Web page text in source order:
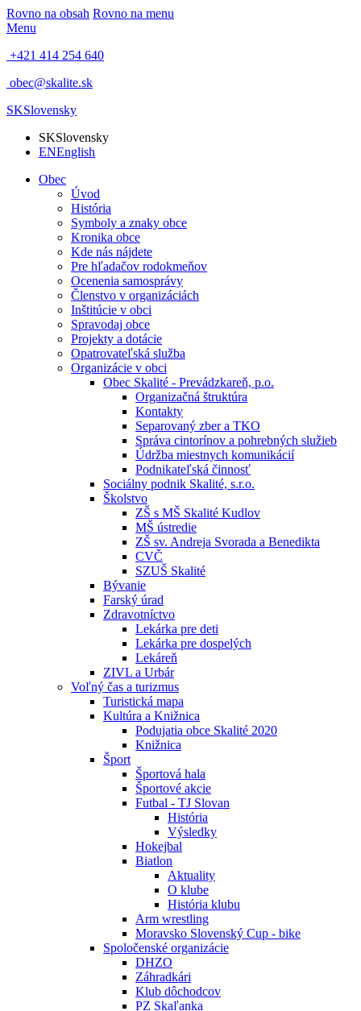
Rovno na obsah Rovno na menu
Menu
+421 414 254 640
obec@skalite.sk
SKSlovensky
SKSlovensky
ENEnglish
Obec
Úvod
História
Symboly a znaky obce
Kronika obce
Kde nás nájdete
Pre hľadačov rodokmeňov
Ocenenia samosprávy
Členstvo v organizáciách
Inštitúcie v obci
Spravodaj obce
Projekty a dotácie
Opatrovateľská služba
Organizácie v obci
Obec Skalité - Prevádzkareň, p.o.
Organizačná štruktúra
Kontakty
Separovaný zber a TKO
Správa cintorínov a pohrebných služieb
Údržba miestnych komunikácií
Podnikateľská činnosť
Sociálny podnik Skalité, s.r.o.
Školstvo
ZŠ s MŠ Skalité Kudlov
MŠ ústredie
ZŠ sv. Andreja Svorada a Benedikta
CVČ
SZUŠ Skalité
Bývanie
Farský úrad
Zdravotníctvo
Lekárka pre deti
Lekárka pre dospelých
Lekáreň
ZIVL a Urbár
Voľný čas a turizmus
Turistická mapa
Kultúra a Knižnica
Podujatia obce Skalité 2020
Knižnica
Šport
Športová hala
Športové akcie
Futbal - TJ Slovan
História
Výsledky
Hokejbal
Biatlon
Aktuality
O klube
História klubu
Arm wrestling
Moravsko Slovenský Cup - bike
Spoločenské organizácie
DHZO
Záhradkári
Klub dôchodcov
PZ Skaľanka